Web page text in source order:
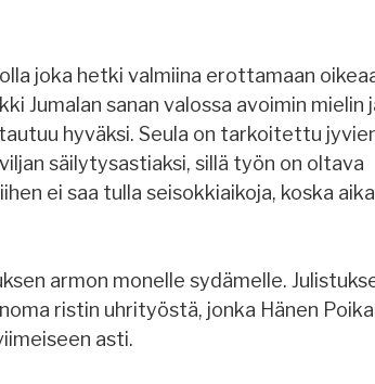
joka hetki valmiina erottamaan
Jumalan sanan valossa avoimin mielin
hyväksi. Seula on tarkoitettu
säilytysastiaksi, sillä työn on oltava
ei saa tulla seisokkiaikoja, koska
armon monelle sydämelle.
ristin uhrityöstä, jonka Hänen
asti.